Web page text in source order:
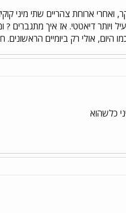
ארוחת צהריים שתי מיני
ויותר דיאטטי. אז איך מתגברים ?
אולי רק ביומיים הראשונים.
כלשהוא